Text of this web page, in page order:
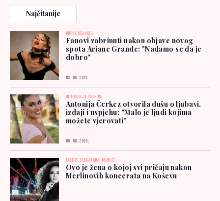
Najčitanije
BURNE REAKCIJE
Fanovi zabrinuti nakon objave novog
spota Ariane Grande: "Nadamo se da je
dobro"
03. 08. 2026.
INTERVJU ZA ŽENE.BA
Antonija Čerkez otvorila dušu o ljubavi,
izdaji i uspjehu: "Malo je ljudi kojima
možete vjerovati"
05. 08. 2026.
TALENT, ELEGANCIJA, OSMIJEH
Ovo je žena o kojoj svi pričaju nakon
Merlinovih koncerata na Koševu